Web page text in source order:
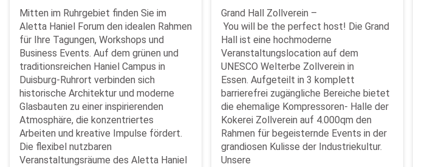
Mitten im Ruhrgebiet finden Sie im
Aletta Haniel Forum den idealen Rahmen
für Ihre Tagungen, Workshops und
Business Events. Auf dem grünen und
traditionsreichen Haniel Campus in
Duisburg-Ruhrort verbinden sich
historische Architektur und moderne
Glasbauten zu einer inspirierenden
Atmosphäre, die konzentriertes
Arbeiten und kreative Impulse fördert.
Die flexibel nutzbaren
Veranstaltungsräume des Aletta Haniel
Grand Hall Zollverein –
You will be the perfect host! Die Grand
Hall ist eine hochmoderne
Veranstaltungslocation auf dem
UNESCO Welterbe Zollverein in
Essen. Aufgeteilt in 3 komplett
barrierefrei zugängliche Bereiche bietet
die ehemalige Kompressoren- Halle der
Kokerei Zollverein auf 4.000qm den
Rahmen für begeisternde Events in der
grandiosen Kulisse der Industriekultur.
Unsere